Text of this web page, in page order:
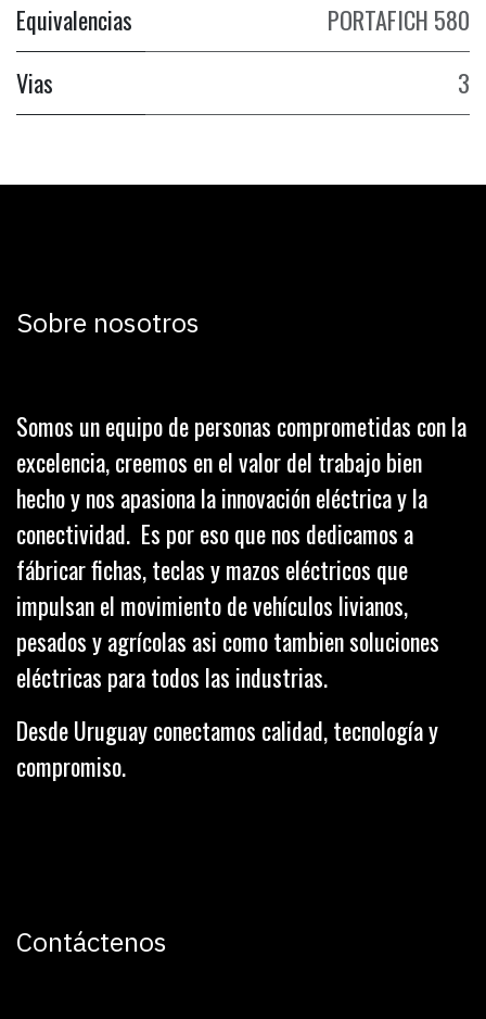
Equivalencias
PORTAFICH 580
Vias
3
Sobre nosotros
Somos un equipo de personas comprometidas con la
excelencia, creemos en el valor del trabajo bien
hecho y nos apasiona la innovación eléctrica y la
conectividad. Es por eso que nos dedicamos a
fábricar fichas, teclas y mazos eléctricos que
impulsan el movimiento de vehículos livianos,
pesados y agrícolas asi como tambien soluciones
eléctricas para todos las industrias.
Desde Uruguay conectamos calidad, tecnología y
compromiso.
Contáctenos